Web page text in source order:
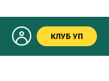
КЛУБ УП